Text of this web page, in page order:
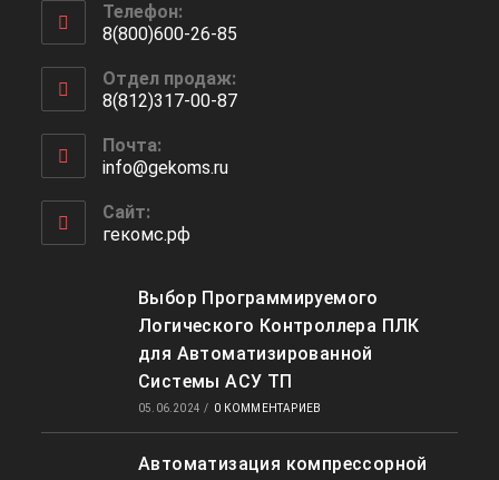
Телефон:
8(800)600-26-85
в
вашем
приложении
Отдел продаж:
8(812)317-00-87
в
вашем
приложении
Почта:
info@gekoms.ruОткроется
Сайт:
гекомс.рф
Выбор Программируемого
Логического Контроллера ПЛК
для Автоматизированной
Системы АСУ ТП
05.06.2024 / 0 КОММЕНТАРИЕВ
Автоматизация компрессорной